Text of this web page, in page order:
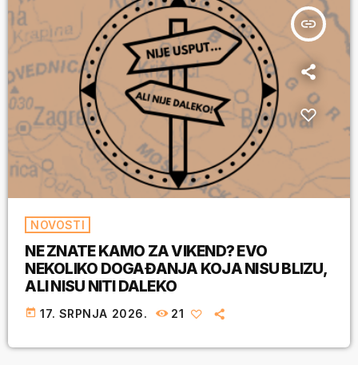
insert_link
NOVOSTI
NE ZNATE KAMO ZA VIKEND? EVO
NEKOLIKO DOGAĐANJA KOJA NISU BLIZU,
ALI NISU NITI DALEKO
today 17. SRPNJA 2026. 21